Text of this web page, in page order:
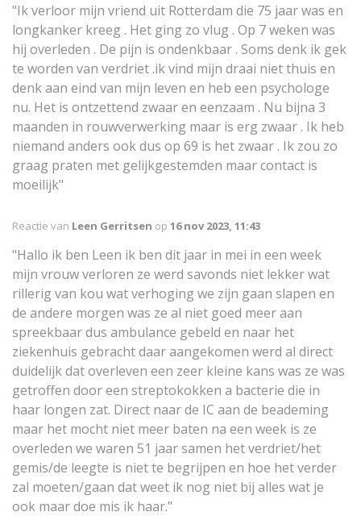
"Ik verloor mijn vriend uit Rotterdam die 75 jaar was en
longkanker kreeg . Het ging zo vlug . Op 7 weken was
hij overleden . De pijn is ondenkbaar . Soms denk ik gek
te worden van verdriet .ik vind mijn draai niet thuis en
denk aan eind van mijn leven en heb een psychologe
nu. Het is ontzettend zwaar en eenzaam . Nu bijna 3
maanden in rouwverwerking maar is erg zwaar . Ik heb
niemand anders ook dus op 69 is het zwaar . Ik zou zo
graag praten met gelijkgestemden maar contact is
moeilijk"
Reactie van Leen Gerritsen op 16 nov 2023, 11:43
"Hallo ik ben Leen ik ben dit jaar in mei in een week
mijn vrouw verloren ze werd savonds niet lekker wat
rillerig van kou wat verhoging we zijn gaan slapen en
de andere morgen was ze al niet goed meer aan
spreekbaar dus ambulance gebeld en naar het
ziekenhuis gebracht daar aangekomen werd al direct
duidelijk dat overleven een zeer kleine kans was ze was
getroffen door een streptokokken a bacterie die in
haar longen zat. Direct naar de IC aan de beademing
maar het mocht niet meer baten na een week is ze
overleden we waren 51 jaar samen het verdriet/het
gemis/de leegte is niet te begrijpen en hoe het verder
zal moeten/gaan dat weet ik nog niet bij alles wat je
ook maar doe mis ik haar."